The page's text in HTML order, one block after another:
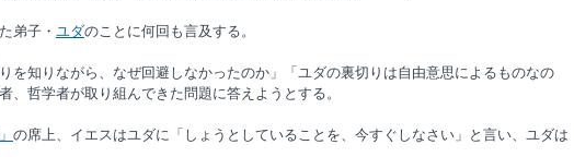
弟子・ ユダのことに何回も言及する。
を知りながら、なぜ回避しなかったのか」「ユダの裏切りは自由意思によるものなの
、哲学者が取り組んできた問題に答えようとする。
の席上、イエスはユダに「しょうとしていることを、今すぐしなさい」と言い、ユダは